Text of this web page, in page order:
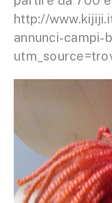
http://
annunci-